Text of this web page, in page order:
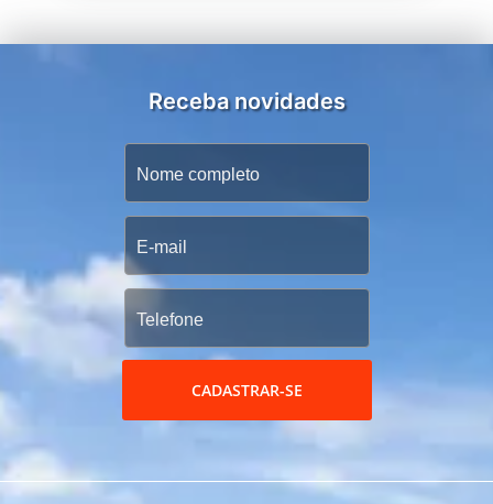
Receba novidades
CADASTRAR-SE